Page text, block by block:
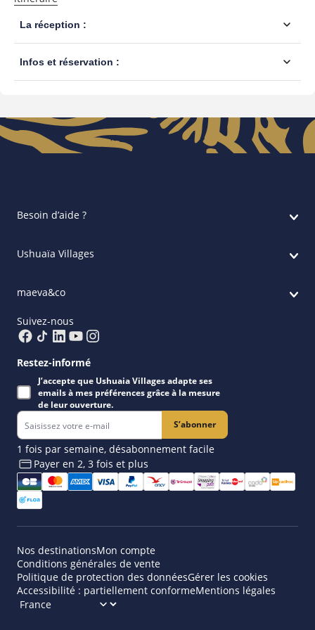
Besoin d’aide ?
Ushuaïa Villages
maeva&co
Suivez-nous
Restez-informé
J’accepte que Ushuaia Villages adapte ses
emails à mes préférences grâce à la mesure
de leur ouverture.
S’abonner
1 fois par semaine, désabonnement facile
Payer en 2, 3 fois et plus​
Nos destinationsMon compte
Conditions générales de vente
Politique de protection des donnéesGérer les cookies
Accessibilité : partiellement conformeMentions légales